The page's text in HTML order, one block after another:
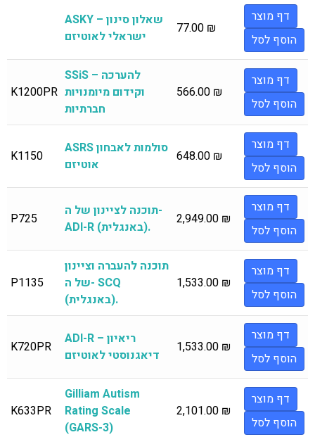
ASKY – שאלון סינון
ישראלי לאוטיזם
77.00 ₪
דף מוצר
הוסף לסל
K1200PR
SSiS – להערכה
וקידום מיומנויות
חברתיות
566.00 ₪
דף מוצר
הוסף לסל
K1150
ASRS סולמות לאבחון
אוטיזם
648.00 ₪
דף מוצר
הוסף לסל
P725
תוכנה לציינון של ה-
ADI-R (באנגלית).
2,949.00 ₪
דף מוצר
הוסף לסל
P1135
תוכנה להעברה וציינון
של ה- SCQ
(באנגלית).
1,533.00 ₪
דף מוצר
הוסף לסל
K720PR
ADI-R – ריאיון
דיאגנוסטי לאוטיזם
1,533.00 ₪
דף מוצר
הוסף לסל
K633PR
Gilliam Autism
Rating Scale
(GARS-3)
2,101.00 ₪
דף מוצר
הוסף לסל